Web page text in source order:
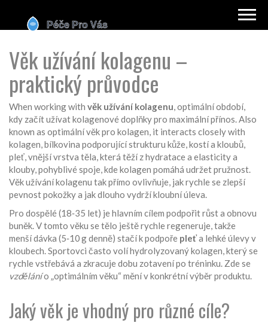
Věk užívání kolagenu –
praktický průvodce
When working with věk užívání kolagenu,optimální období,
kdy začít užívat kolagenové doplňky pro maximální přínos. Also
known as optimální věk pro kolagen, it interacts closely with
kolagen,bílkovina podporující strukturu kůže, kostí a kloubů,
pleť,vnější vrstva těla, která těží z hydratace a elasticitya
klouby,pohyblivé spoje, kde kolagen pomáhá udržet pružnost.
Věk užívání kolagenu tak přímo ovlivňuje, jak rychle se zlepší
pevnost pokožky a jak dlouho vydrží kloubní úleva.
Pro dospělé (18‑35 let) je hlavním cílem podpořit růst a obnovu
buněk. V tomto věku se tělo ještě rychle regeneruje, takže
menší dávka (5‑10 g denně) stačí k podpoře pleťa lehké úlevy v
kloubech. Sportovci často volí hydrolyzovaný kolagen, který se
rychle vstřebává a zkracuje dobu zotavení po tréninku. Zde se
vzdělánío „optimálním věku“ mění v konkrétní výběr produktu.
Jaký věk je vhodný pro různé cíle?